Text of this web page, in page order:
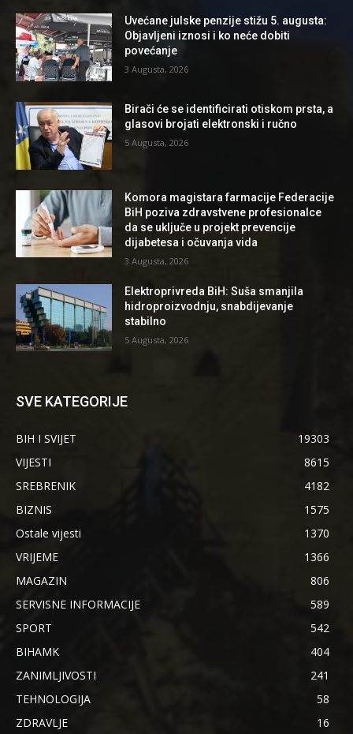
Uvećane julske penzije stižu 5. augusta:
Objavljeni iznosi i ko neće dobiti
povećanje
3 Augusta, 2026
Birači će se identificirati otiskom prsta, a
glasovi brojati elektronski i ručno
5 Augusta, 2026
Komora magistara farmacije Federacije
BiH poziva zdravstvene profesionalce
da se uključe u projekt prevencije
dijabetesa i očuvanja vida
3 Augusta, 2026
Elektroprivreda BiH: Suša smanjila
hidroproizvodnju, snabdijevanje
stabilno
5 Augusta, 2026
SVE KATEGORIJE
BIH I SVIJET
19303
VIJESTI
8615
SREBRENIK
4182
BIZNIS
1575
Ostale vijesti
1370
VRIJEME
1366
MAGAZIN
806
SERVISNE INFORMACIJE
589
SPORT
542
BIHAMK
404
ZANIMLJIVOSTI
241
TEHNOLOGIJA
58
ZDRAVLJE
16